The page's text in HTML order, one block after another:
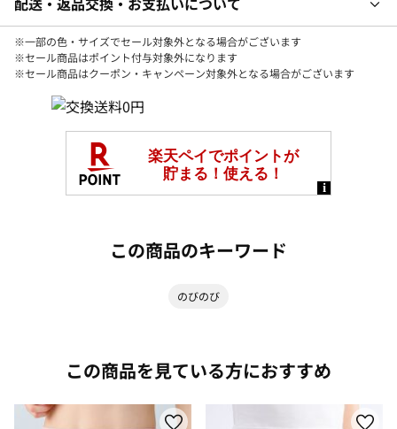
※一部の色・サイズでセール対象外となる場合がございます
※セール商品はポイント付与対象外になります
※セール商品はクーポン・キャンペーン対象外となる場合がございます
この商品のキーワード
のびのび
この商品を見ている方におすすめ